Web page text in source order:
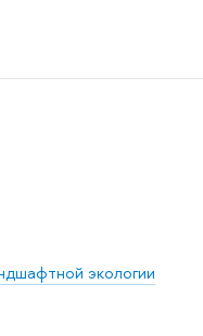
экологии